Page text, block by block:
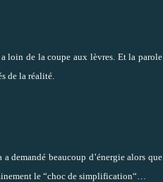
loin de la coupe aux lèvres. Et la parole
de la réalité.
demandé beaucoup d’énergie alors que
le “choc de simplification“…